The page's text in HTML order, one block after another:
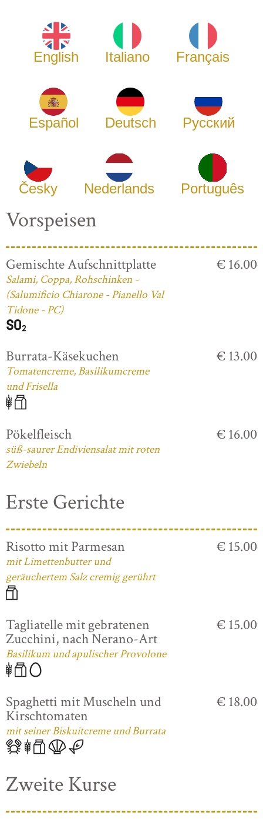
English Italiano Français
Español Deutsch Русский
Česky Nederlands Português
Vorspeisen
Gemischte Aufschnittplatte
Salami, Coppa, Rohschinken -
(Salumificio Chiarone - Pianello Val
Tidone - PC)
€ 16.00
Burrata-Käsekuchen
Tomatencreme, Basilikumcreme
und Frisella
€ 13.00
Pökelfleisch
süß-saurer Endiviensalat mit roten
Zwiebeln
€ 16.00
Erste Gerichte
Risotto mit Parmesan
mit Limettenbutter und
geräuchertem Salz cremig gerührt
€ 15.00
Tagliatelle mit gebratenen
Zucchini, nach Nerano-Art
Basilikum und apulischer Provolone
€ 15.00
Spaghetti mit Muscheln und
Kirschtomaten
mit seiner Biskuitcreme und Burrata
€ 18.00
Zweite Kurse